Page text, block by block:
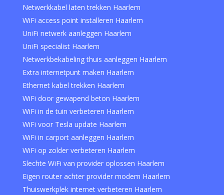
Netwerkkabel laten trekken Haarlem
WiFi access point installeren Haarlem
UniFi netwerk aanleggen Haarlem
UniFi specialist Haarlem
Netwerkbekabeling thuis aanleggen Haarlem
Extra internetpunt maken Haarlem
Ethernet kabel trekken Haarlem
WiFi door gewapend beton Haarlem
WiFi in de tuin verbeteren Haarlem
WiFi voor Tesla update Haarlem
WiFi in carport aanleggen Haarlem
WiFi op zolder verbeteren Haarlem
Slechte WiFi van provider oplossen Haarlem
Eigen router achter provider modem Haarlem
Thuiswerkplek internet verbeteren Haarlem